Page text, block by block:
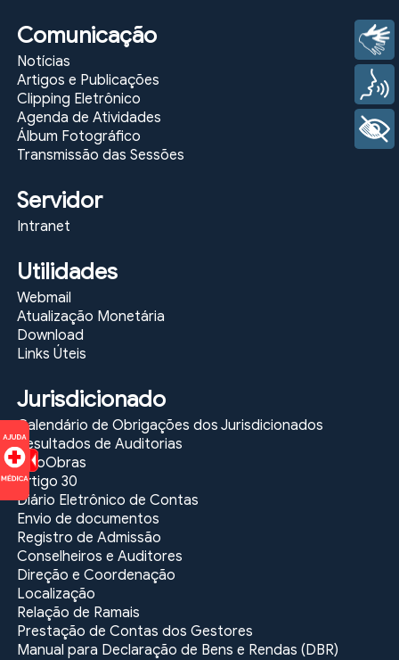
do
Estado
Goiás
link
da
Magistratura
link
Lei
Orgânica
do
Público
da
União
link
link
Lei
Orgânica
do
Ministério
Público
do
Estado
de
Goiás
link
Comunicação
Notícias
Artigos e Publicações
Clipping Eletrônico
Agenda de Atividades
Álbum Fotográfico
Transmissão das Sessões
Servidor
Intranet
Utilidades
Webmail
Atualização Monetária
Download
Links Úteis
Jurisdicionado
Calendário de Obrigações dos Jurisdicionados
Resultados de Auditorias
GeoObras
Artigo 30
Diário Eletrônico de Contas
Envio de documentos
Registro de Admissão
Conselheiros e Auditores
Direção e Coordenação
Localização
Relação de Ramais
Prestação de Contas dos Gestores
Manual para Declaração de Bens e Rendas (DBR)